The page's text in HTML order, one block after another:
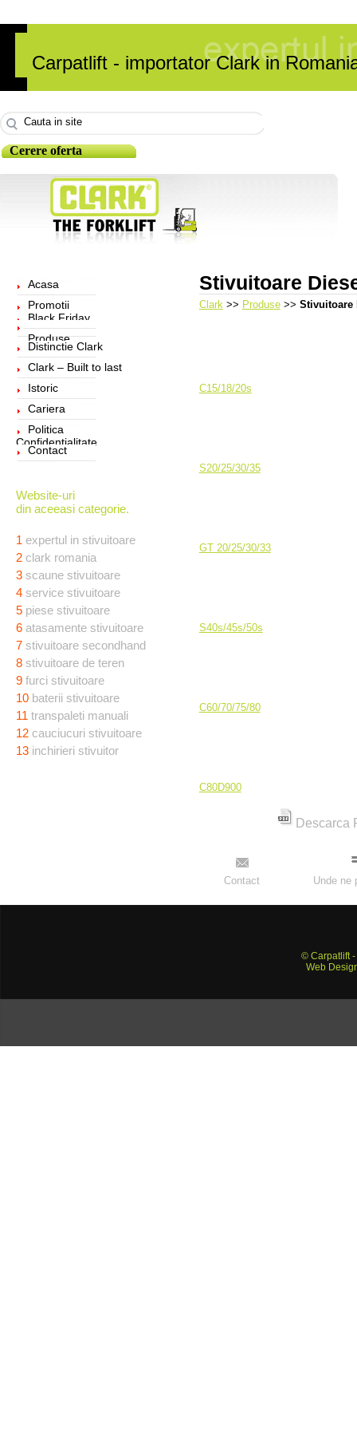
Carpatlift - importator Clark in
Cerere oferta
Acasa
Promotii
Black Friday
Produse
Distinctie Clark
Clark – Built to last
Istoric
Cariera
Politica
Confidentialitate
Contact
Website-uri
din aceeasi categorie.
1 expertul in stivuitoare
2 clark romania
3 scaune stivuitoare
4 service stivuitoare
5 piese stivuitoare
6 atasamente stivuitoare
7 stivuitoare secondhand
8 stivuitoare de teren
9 furci stivuitoare
10 baterii stivuitoare
11 transpaleti manuali
12 cauciucuri stivuitoare
13 inchirieri stivuitor
Stivuitoare
Clark>> Produse>> Stivuitoare
C15/18/20s
S20/25/30/35
GT 20/25/30/33
S40s/45s/50s
C60/70/75/80
C80D900
Descarca
Contact Unde ne
© Carpatlift
Web